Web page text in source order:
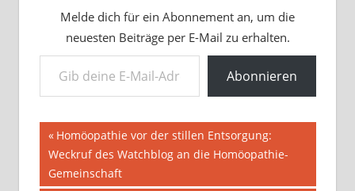
Melde dich für ein Abonnement an, um die
neuesten Beiträge per E-Mail zu erhalten.
Gib deine E-Mail-Adresse ein ...
Abonnieren
Beitragsnavigation
Vorheriger
Beitrag:
Homöopathie vor der stillen Entsorgung:
Weckruf des Watchblog an die Homöopathie-
Gemeinschaft